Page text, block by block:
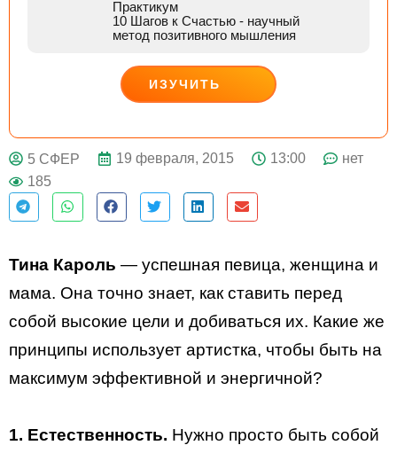
Практикум
10 Шагов к Счастью - научный
метод позитивного мышления
ИЗУЧИТЬ
ДЕЙСТВУЙ
5 СФЕР 19 февраля, 2015 13:00
нет
185
Тина Кароль — успешная певица, женщина и
мама. Она точно знает, как ставить перед
собой высокие цели и добиваться их. Какие же
принципы использует артистка, чтобы быть на
максимум эффективной и энергичной?
1. Естественность. Нужно просто быть собой